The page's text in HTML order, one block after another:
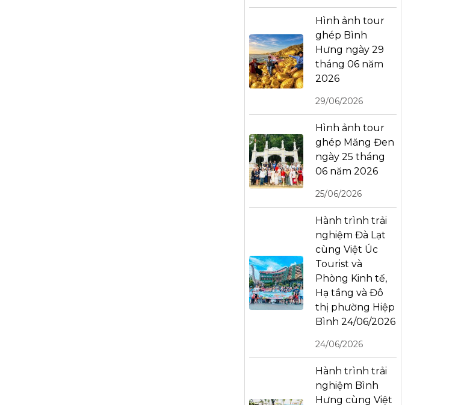
Hình ảnh tour
ghép Bình
Hưng ngày 29
tháng 06 năm
2026
29/06/2026
Hình ảnh tour
ghép Măng Đen
ngày 25 tháng
06 năm 2026
25/06/2026
Hành trình trải
nghiệm Đà Lạt
cùng Việt Úc
Tourist và
Phòng Kinh tế,
Hạ tầng và Đô
thị phường Hiệp
Bình 24/06/2026
24/06/2026
Hành trình trải
nghiệm Bình
Hưng cùng Việt